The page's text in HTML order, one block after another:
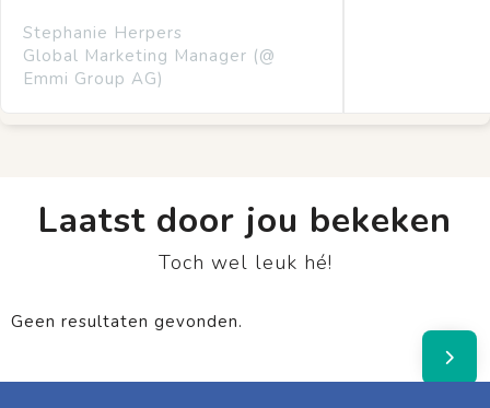
Stephanie Herpers
Global Marketing Manager (@
Emmi Group AG)
Laatst door jou bekeken
Toch wel leuk hé!
Geen resultaten gevonden.